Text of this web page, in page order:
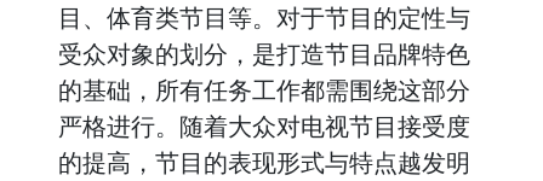
目、体育类节目等。对于节目的定性与
受众对象的划分，是打造节目品牌特色
的基础，所有任务工作都需围绕这部分
严格进行。随着大众对电视节目接受度
的提高，节目的表现形式与特点越发明